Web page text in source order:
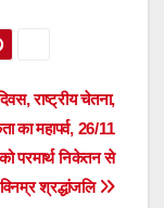
राष्ट्रीय चेतना,
का महापर्व, 26/11
परमार्थ निकेतन से
विनम्र श्रद्धांजलि